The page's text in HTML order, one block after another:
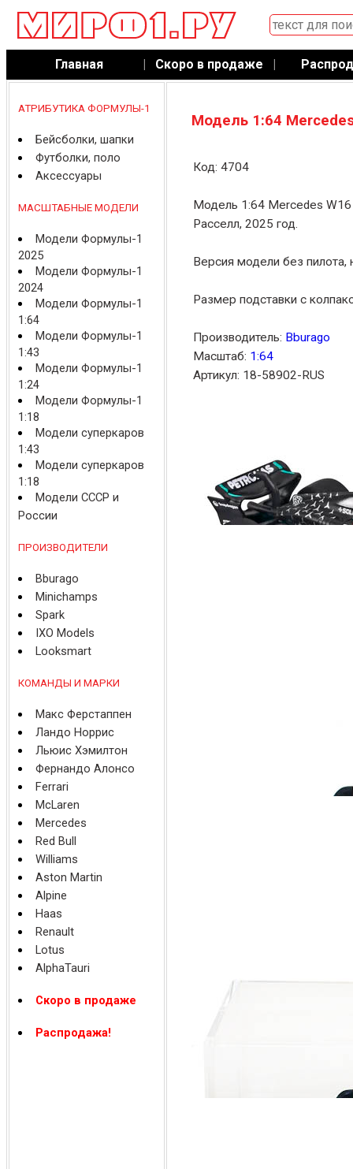
Главная | Скоро в продаже |
АТРИБУТИКА ФОРМУЛЫ-1
Бейсболки, шапки
Футболки, поло
Аксессуары
МАСШТАБНЫЕ МОДЕЛИ
Модели Формулы-1
2025
Модели Формулы-1
2024
Модели Формулы-1
1:64
Модели Формулы-1
1:43
Модели Формулы-1
1:24
Модели Формулы-1
1:18
Модели суперкаров
1:43
Модели суперкаров
1:18
Модели СССР и
России
ПРОИЗВОДИТЕЛИ
Bburago
Minichamps
Spark
IXO Models
Looksmart
КОМАНДЫ И МАРКИ
Макс Ферстаппен
Ландо Норрис
Льюис Хэмилтон
Фернандо Алонсо
Ferrari
McLaren
Mercedes
Red Bull
Williams
Aston Martin
Alpine
Haas
Renault
Lotus
AlphaTauri
Скоро в продаже
Распродажа!
Модель 1:64
Код: 4704
Модель 1:64 Mercedes
Расселл, 2025 год.
Версия модели без пилота,
Размер подставки с
Производитель: Bburago
Масштаб: 1:64
Артикул: 18-58902-RUS